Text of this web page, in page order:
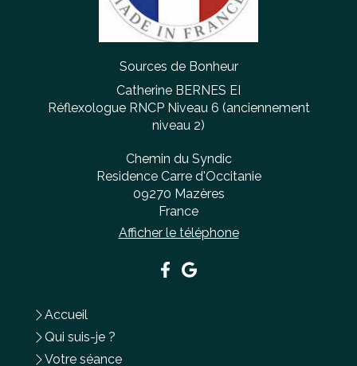
Sources de Bonheur
Catherine BERNES EI
Réflexologue RNCP Niveau 6 (anciennement
niveau 2)
Chemin du Syndic
Residence Carre d'Occitanie
09270 Mazères
France
Afficher le téléphone
Accueil
Qui suis-je ?
Votre séance